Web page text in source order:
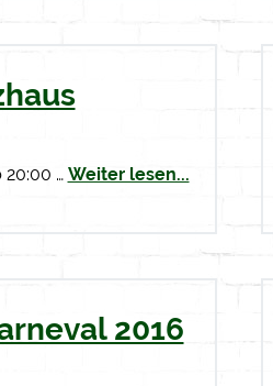
20:00 … Weiter lesen...
2016